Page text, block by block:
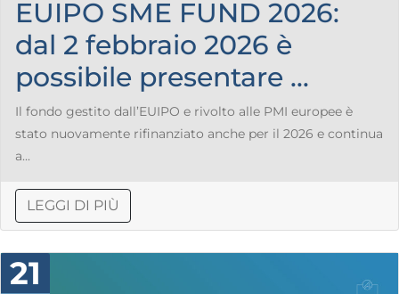
EUIPO SME FUND 2026:
dal 2 febbraio 2026 è
possibile presentare ...
Il fondo gestito dall’EUIPO e rivolto alle PMI europee è
stato nuovamente rifinanziato anche per il 2026 e continua
a...
LEGGI DI PIÙ
21